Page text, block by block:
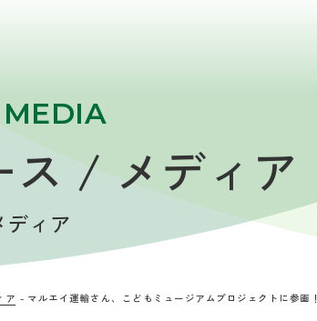
ス / メディア
ィア
ア マルエイ運輸さん、こどもミュージアムプロジェクトに参画！